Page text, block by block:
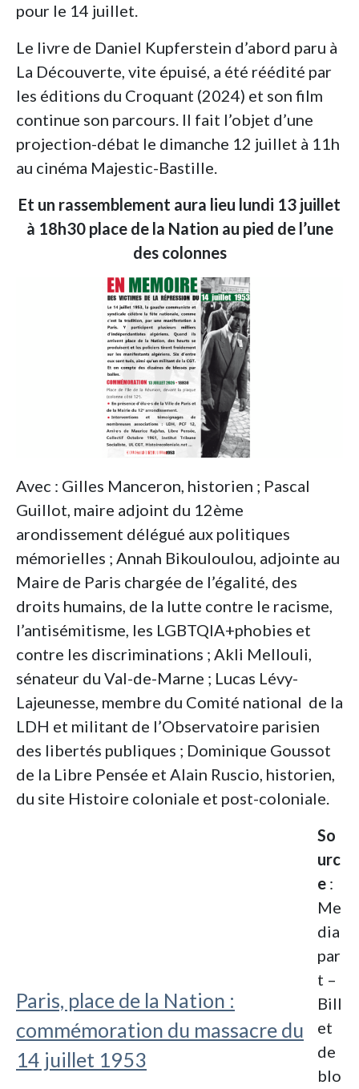
pour le 14 juillet.
Le livre de Daniel Kupferstein d’abord paru à
La Découverte, vite épuisé, a été réédité par
les éditions du Croquant (2024) et son film
continue son parcours. Il fait l’objet d’une
projection-débat le dimanche 12 juillet à 11h
au cinéma Majestic-Bastille.
Et un rassemblement aura lieu lundi 13 juillet
à 18h30 place de la Nation au pied de l’une
des colonnes
Avec : Gilles Manceron, historien ; Pascal
Guillot, maire adjoint du 12ème
arondissement délégué aux politiques
mémorielles ; Annah Bikouloulou, adjointe au
Maire de Paris chargée de l’égalité, des
droits humains, de la lutte contre le racisme,
l’antisémitisme, les LGBTQIA+phobies et
contre les discriminations ; Akli Mellouli,
sénateur du Val-de-Marne ; Lucas Lévy-
Lajeunesse, membre du Comité national de la
LDH et militant de l’Observatoire parisien
des libertés publiques ; Dominique Goussot
de la Libre Pensée et Alain Ruscio, historien,
du site Histoire coloniale et post-coloniale.
Paris, place de la Nation :
commémoration du massacre du
14 juillet 1953
So
urc
e :
Me
dia
par
t –
Bill
et
de
blo